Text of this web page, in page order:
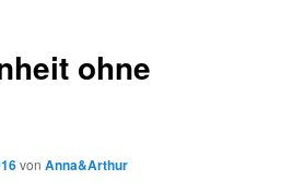
ohne
vonAnna&Arthur